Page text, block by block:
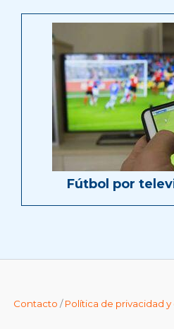
Fútbol por
Contacto /Política de privacidad